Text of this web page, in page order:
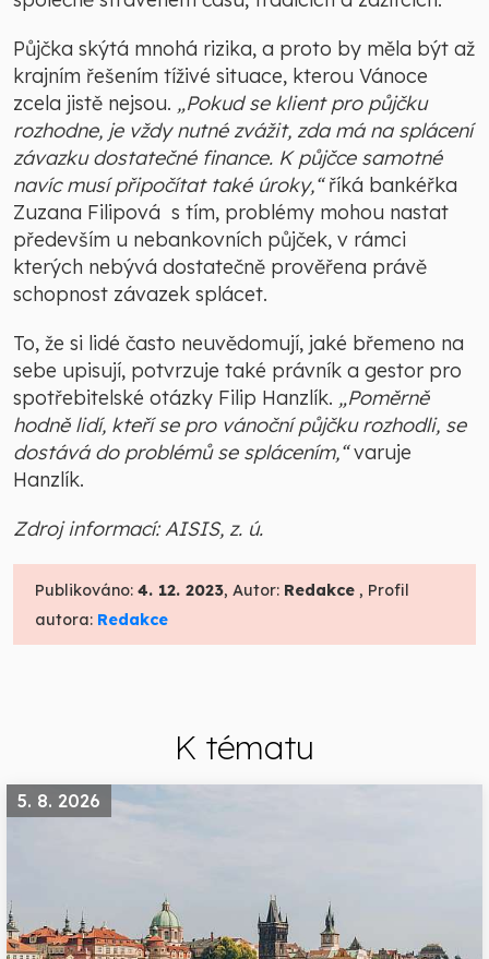
Půjčka skýtá mnohá rizika, a proto by měla být až
krajním řešením tíživé situace, kterou Vánoce
zcela jistě nejsou. „Pokud se klient pro půjčku
rozhodne, je vždy nutné zvážit, zda má na splácení
závazku dostatečné finance. K půjčce samotné
navíc musí připočítat také úroky,“říká bankéřka
Zuzana Filipová s tím, problémy mohou nastat
především u nebankovních půjček, v rámci
kterých nebývá dostatečně prověřena právě
schopnost závazek splácet.
To, že si lidé často neuvědomují, jaké břemeno na
sebe upisují, potvrzuje také právník a gestor pro
spotřebitelské otázky Filip Hanzlík. „Poměrně
hodně lidí, kteří se pro vánoční půjčku rozhodli, se
dostává do problémů se splácením,“varuje
Hanzlík.
Zdroj informací: AISIS, z. ú.
Publikováno: 4. 12. 2023, Autor: Redakce , Profil
autora: Redakce
K tématu
5. 8. 2026